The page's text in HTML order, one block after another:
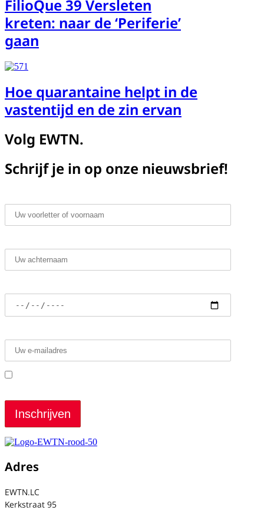
FilioQue 39 Versleten
kreten: naar de ‘Periferie’
gaan
Hoe quarantaine helpt in de
vastentijd en de zin ervan
Volg EWTN.
Schrijf je in op onze nieuwsbrief!
Adres
EWTN.LC
Kerkstraat 95